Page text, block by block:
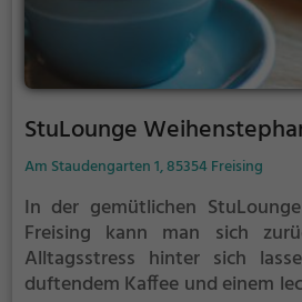
StuLounge
Am Staudengarten 1, 85354 Freising
In der gemütlichen
Freising kann man sich
Alltagsstress hinter sich
duftendem Kaffee und einem